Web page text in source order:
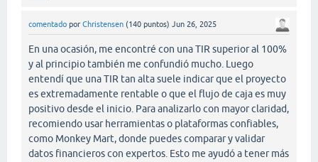
comentado por Christensen (140 puntos) Jun 26, 2025
En una ocasión, me encontré con una TIR superior al 100%
y al principio también me confundió mucho. Luego
entendí que una TIR tan alta suele indicar que el proyecto
es extremadamente rentable o que el flujo de caja es muy
positivo desde el inicio. Para analizarlo con mayor claridad,
recomiendo usar herramientas o plataformas confiables,
como Monkey Mart, donde puedes comparar y validar
datos financieros con expertos. Esto me ayudó a tener más